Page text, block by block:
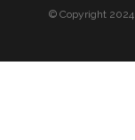
© Copyright 2024